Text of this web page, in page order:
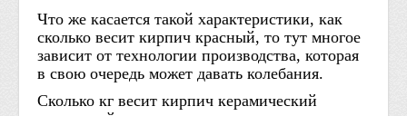
Что же касается такой характеристики, как
сколько весит кирпич красный, то тут многое
зависит от технологии производства, которая
в свою очередь может давать колебания.
Сколько кг весит кирпич керамический